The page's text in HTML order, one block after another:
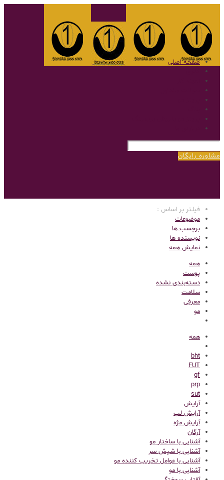
صفحه اصلی
مشاوره رایگان
فیلتر بر اساس :
موضوعات
برچسب ها
نویسنده ها
نمایش همه
همه
پوست
دسته‌بندی نشده
سلامت
معرفی
مو
همه
bht
FUT
gf
prp
sut
آرایش
آرایش لب
آرایش مژه
آرگان
آشنایی با ساختار مو
آشنایی با شپش سر
آشنایی با عوامل تخریب کننده مو
آشنایی با مو